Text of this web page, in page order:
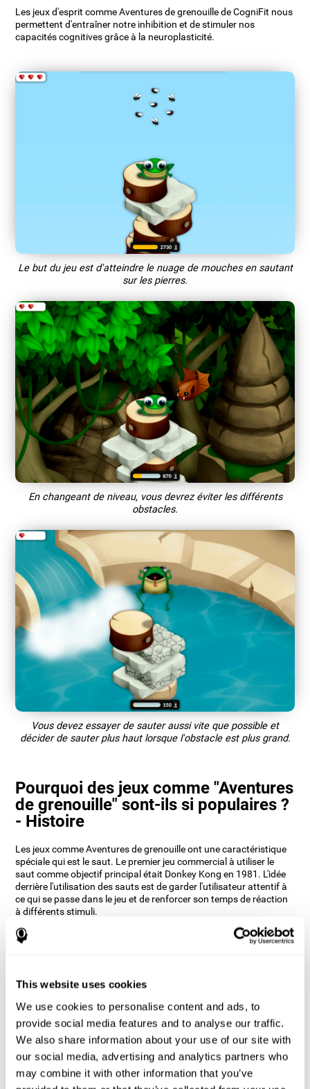
This website uses cookies
We use cookies to personalise content and ads, to
provide social media features and to analyse our traffic.
We also share information about your use of our site with
our social media, advertising and analytics partners who
may combine it with other information that you’ve
Les jeux d'esprit comme Aventures de grenouille de CogniFit nous
permettent d'entraîner notre inhibition et de stimuler nos
capacités cognitives grâce à la neuroplasticité.
Le but du jeu est d'atteindre le nuage de mouches en sautant
sur les pierres.
En changeant de niveau, vous devrez éviter les différents
obstacles.
Vous devez essayer de sauter aussi vite que possible et
décider de sauter plus haut lorsque l'obstacle est plus grand.
Pourquoi des jeux comme "Aventures
de grenouille" sont-ils si populaires ?
- Histoire
Les jeux comme Aventures de grenouille ont une caractéristique
spéciale qui est le saut. Le premier jeu commercial à utiliser le
saut comme objectif principal était Donkey Kong en 1981. L'idée
derrière l'utilisation des sauts est de garder l'utilisateur attentif à
ce qui se passe dans le jeu et de renforcer son temps de réaction
à différents stimuli.
Les développeurs de CogniFit, après avoir étudié différents jeux,
ont réussi à développer Aventures de grenouille en incorporant
Comment le jeu mental "Aventures de
grenouille" améliore-t-il mes
capacités cognitives ?
L'utilisation de jeux comme Aventures de grenouille de CogniFit
stimule un modèle d'activation neuronale spécifique.
Une stimulation constante de nos capacités peut contribuer à